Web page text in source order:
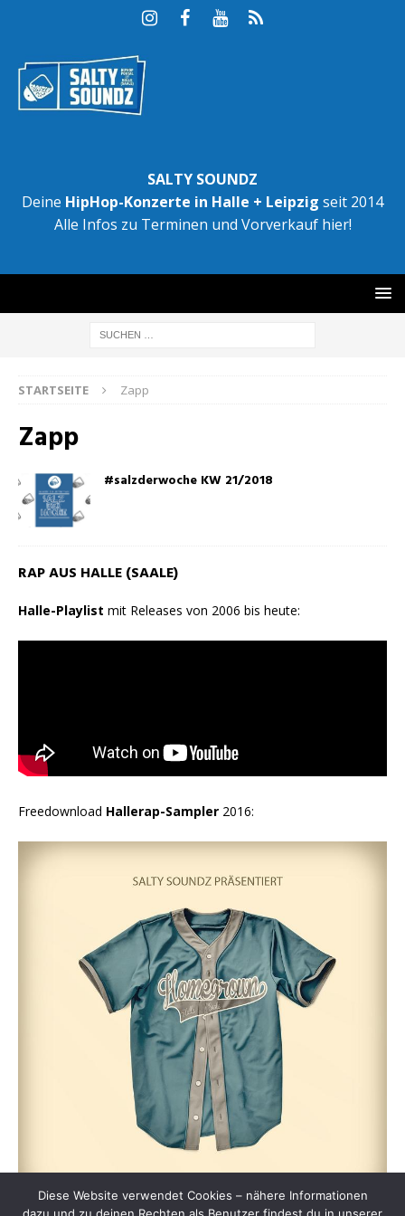
SALTY SOUNDZ
Deine HipHop-Konzerte in Halle + Leipzig seit 2014
Alle Infos zu Terminen und Vorverkauf hier!
STARTSEITE Zapp
Zapp
#salzderwoche KW 21/2018
RAP AUS HALLE (SAALE)
Halle-Playlist mit Releases von 2006 bis heute:
Freedownload Hallerap-Sampler 2016:
Diese Website verwendet Cookies – nähere Informationen